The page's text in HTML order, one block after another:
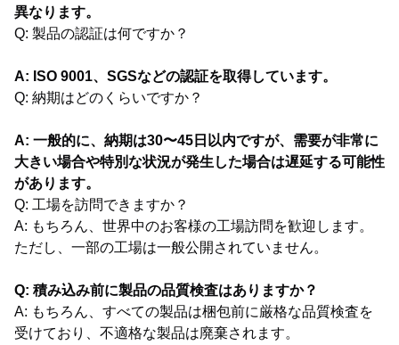
異なります。
Q: 製品の認証は何ですか？
A: ISO 9001、SGSなどの認証を取得しています。
Q: 納期はどのくらいですか？
A: 一般的に、納期は30〜45日以内ですが、需要が非常に
大きい場合や特別な状況が発生した場合は遅延する可能性
があります。
Q: 工場を訪問できますか？
A: もちろん、世界中のお客様の工場訪問を歓迎します。
ただし、一部の工場は一般公開されていません。
Q: 積み込み前に製品の品質検査はありますか？
A: もちろん、すべての製品は梱包前に厳格な品質検査を
受けており、不適格な製品は廃棄されます。